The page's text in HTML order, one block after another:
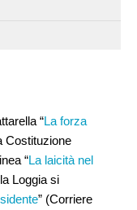
“La forza
Costituzione
“La laicità nel
Loggia si
” (Corriere